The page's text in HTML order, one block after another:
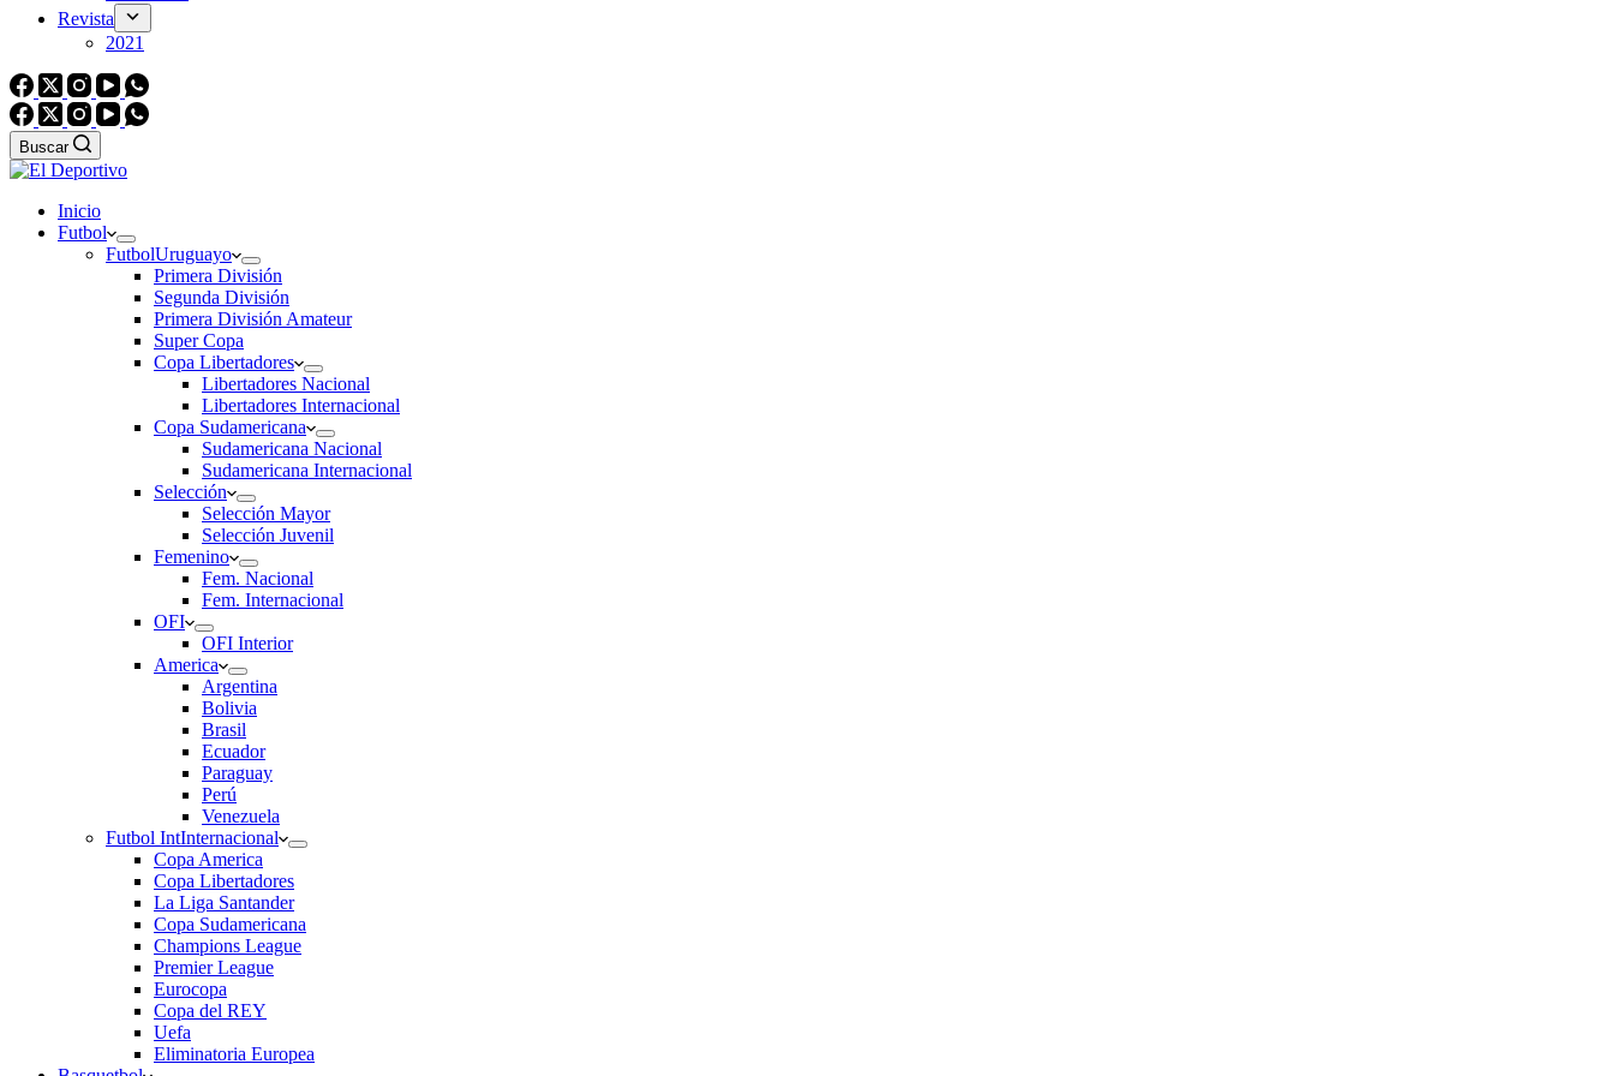
Revista
2021
Buscar
Inicio
Futbol
FutbolUruguayo
Primera División
Segunda División
Primera División Amateur
Super Copa
Copa Libertadores
Libertadores Nacional
Libertadores Internacional
Copa Sudamericana
Sudamericana Nacional
Sudamericana Internacional
Selección
Selección Mayor
Selección Juvenil
Femenino
Fem. Nacional
Fem. Internacional
OFI
OFI Interior
America
Argentina
Bolivia
Brasil
Ecuador
Paraguay
Perú
Venezuela
Futbol IntInternacional
Copa America
Copa Libertadores
La Liga Santander
Copa Sudamericana
Champions League
Premier League
Eurocopa
Copa del REY
Uefa
Eliminatoria Europea